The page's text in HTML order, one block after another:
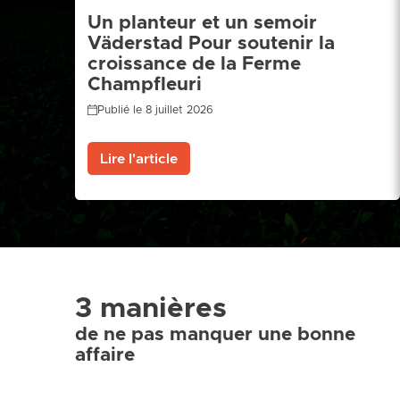
Un planteur et un semoir
Väderstad Pour soutenir la
croissance de la Ferme
Champfleuri
Publié le 8 juillet 2026
Lire l'article
3 manières
de ne pas manquer une bonne
affaire